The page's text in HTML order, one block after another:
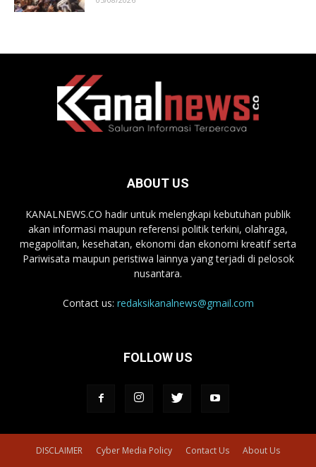
ABOUT US
KANALNEWS.CO hadir untuk melengkapi kebutuhan publik
akan informasi maupun referensi politik terkini, olahraga,
megapolitan, kesehatan, ekonomi dan ekonomi kreatif serta
Pariwisata maupun peristiwa lainnya yang terjadi di pelosok
nusantara.
Contact us: redaksikanalnews@gmail.com
FOLLOW US
DISCLAIMER Cyber Media Policy Contact Us About Us